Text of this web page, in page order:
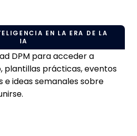
EN LA ERA DE LA
IA
DPM para acceder a
plantillas prácticas, eventos
e ideas semanales sobre